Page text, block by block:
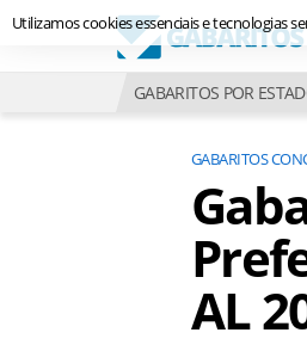
GABARITOS POR
GABARITOS
AL
Utilizamos cookies essenciais e tecnologias